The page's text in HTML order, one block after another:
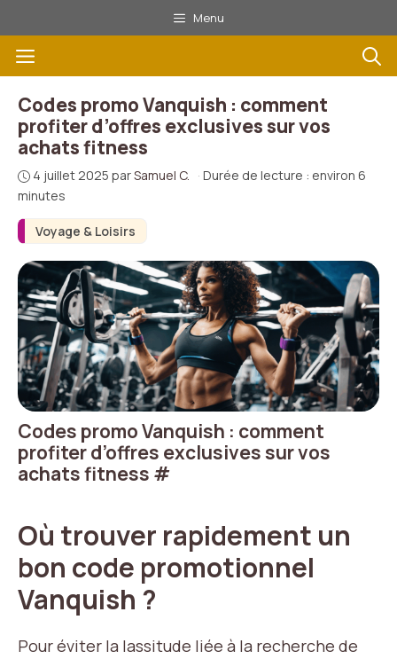
au
contenu
Menu
Menu
Voyage & Loisirs
Codes promo Vanquish : comment
profiter d’offres exclusives sur vos
achats fitness
4 juillet 2025 parSamuel C. · Durée de lecture : environ 6
minutes
Codes promo Vanquish : comment
profiter d’offres exclusives sur vos
achats fitness #
Où trouver rapidement un
bon code promotionnel
Vanquish ?
Pour éviter la lassitude liée à la recherche de